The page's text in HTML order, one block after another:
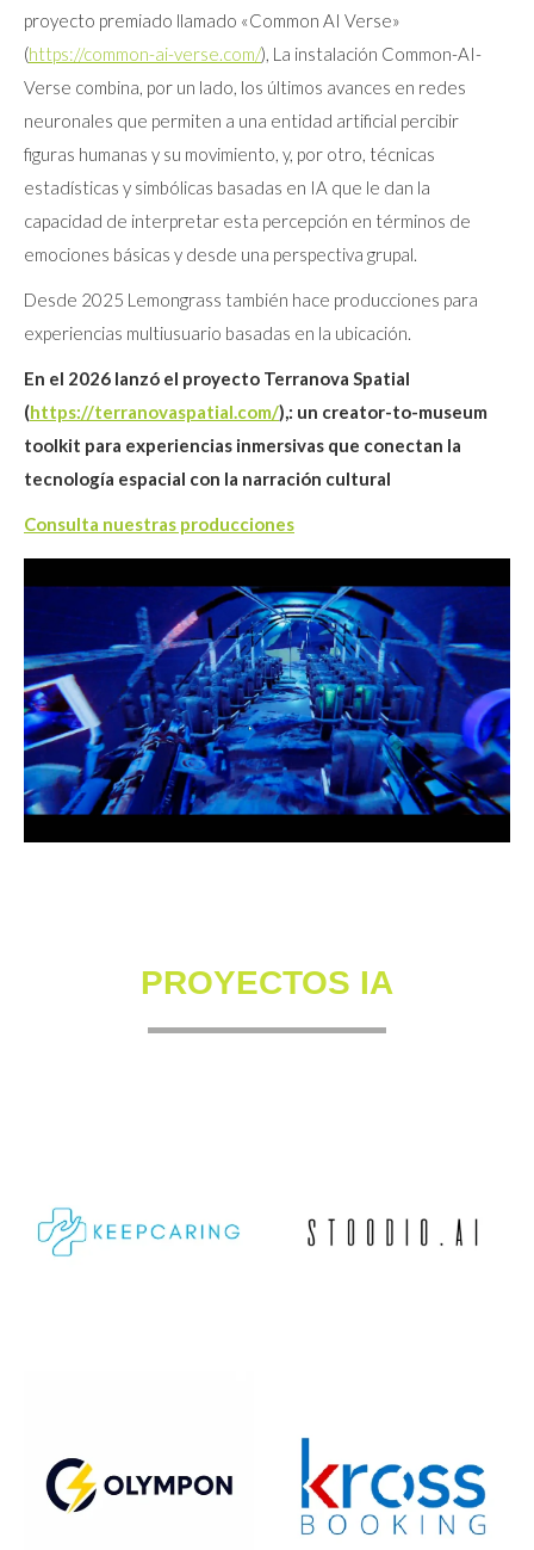
proyecto premiado llamado «Common AI Verse»
(https://common-ai-verse.com/), La instalación Common-AI-
Verse combina, por un lado, los últimos avances en redes
neuronales que permiten a una entidad artificial percibir
figuras humanas y su movimiento, y, por otro, técnicas
estadísticas y simbólicas basadas en IA que le dan la
capacidad de interpretar esta percepción en términos de
emociones básicas y desde una perspectiva grupal.
Desde 2025 Lemongrass también hace producciones para
experiencias multiusuario basadas en la ubicación.
En el 2026 lanzó el proyecto Terranova Spatial
(https://terranovaspatial.com/),: un creator-to-museum
toolkit para experiencias inmersivas que conectan la
tecnología espacial con la narración cultural
Consulta nuestras producciones
PROYECTOS IA